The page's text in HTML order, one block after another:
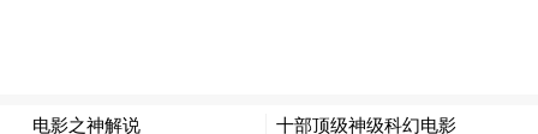
邮箱：zzc@jxeea.cn